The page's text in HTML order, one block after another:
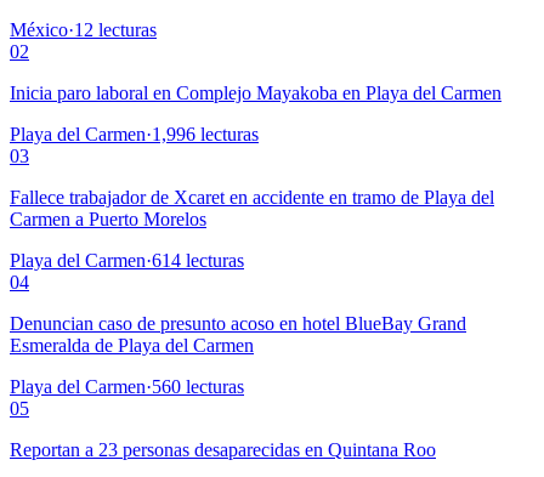
México·12 lecturas
02
Inicia paro laboral en Complejo Mayakoba en Playa del Carmen
Playa del Carmen·1,996 lecturas
03
Fallece trabajador de Xcaret en accidente en tramo de Playa del
Carmen a Puerto Morelos
Playa del Carmen·614 lecturas
04
Denuncian caso de presunto acoso en hotel BlueBay Grand
Esmeralda de Playa del Carmen
Playa del Carmen·560 lecturas
05
Reportan a 23 personas desaparecidas en Quintana Roo